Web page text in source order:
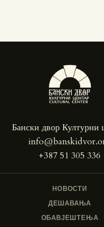
Бански двор Културни
+387 51 305 336
НОВОСТИ
ДЕШАВАЊА
ОБАВЈЕШТЕЊА